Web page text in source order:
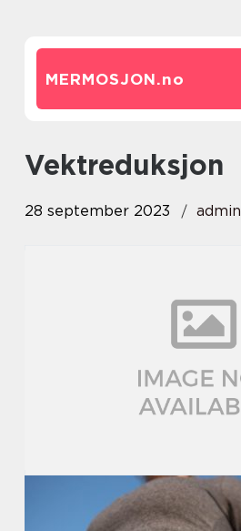
MERMOSJON.no
vektreduksjon
28 september 2023 admin